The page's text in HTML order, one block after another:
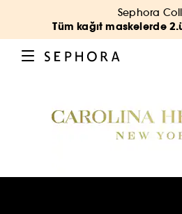
Sephora
Tüm kağıt maskelerde